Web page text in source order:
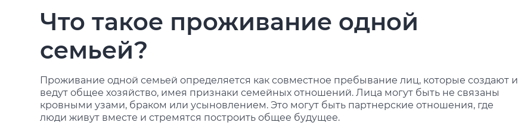
Что такое проживание одной
семьей?
Проживание одной семьей определяется как совместное пребывание лиц, которые создают и
ведут общее хозяйство, имея признаки семейных отношений. Лица могут быть не связаны
кровными узами, браком или усыновлением. Это могут быть партнерские отношения, где
люди живут вместе и стремятся построить общее будущее.